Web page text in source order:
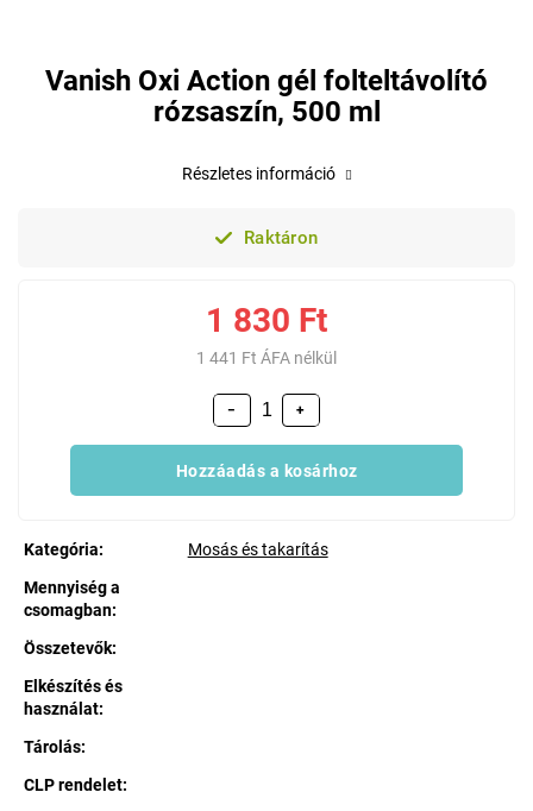
Vanish Oxi Action gél folteltávolító
rózsaszín, 500 ml
Raktáron
1 830 Ft
1 441 Ft ÁFA nélkül
+
−
Hozzáadás a kosárhoz
Kategória:
Mosás és takarítás
Mennyiség a
csomagban:
Összetevők:
Elkészítés és
használat:
Tárolás:
CLP rendelet:
Részletes információ